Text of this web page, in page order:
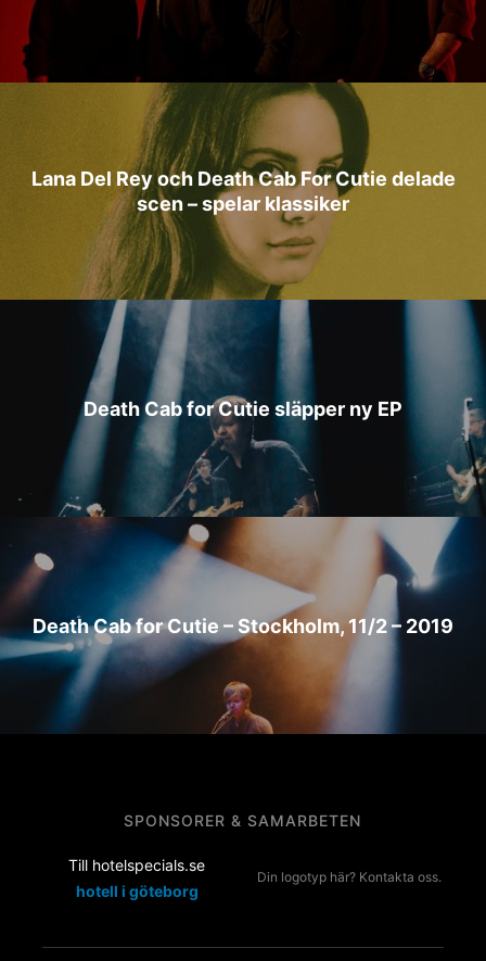
Lana Del Rey och Death Cab For Cutie delade
scen – spelar klassiker
Death Cab for Cutie släpper ny EP
Death Cab for Cutie – Stockholm, 11/2 – 2019
SPONSORER & SAMARBETEN
Till hotelspecials.se
hotell i göteborg
Din logotyp här? Kontakta oss.